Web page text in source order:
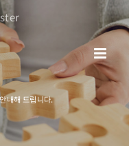
내해 드립니다.